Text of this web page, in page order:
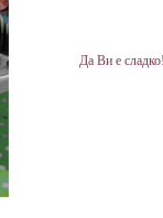
Да Ви е